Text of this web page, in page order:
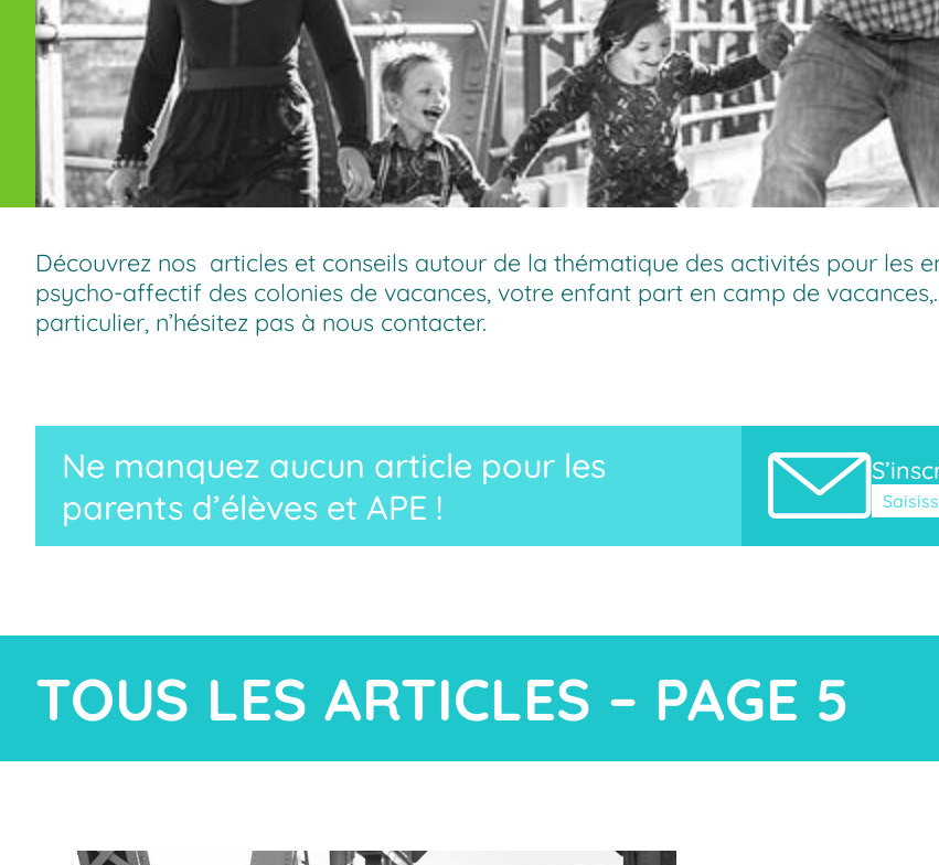
Découvrez nos articles et conseils autour de la thématique des activités pour les
psycho-affectif des colonies de vacances, votre enfant part en camp de vacances
particulier, n’hésitez pas à nous contacter.
Ne manquez aucun article pour les
parents d’élèves et APE !
TOUS LES ARTICLES – PAGE 5